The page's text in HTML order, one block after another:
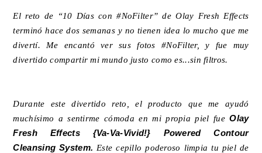
El reto de “10 Días con #NoFilter” de Olay Fresh Effects
terminó hace dos semanas y no tienen idea lo mucho que me
divertí. Me encantó ver sus fotos #NoFilter, y fue muy
divertido compartir mi mundo justo como es...sin filtros.
Durante este divertido reto, el producto que me ayudó
muchísimo a sentirme cómoda en mi propia piel fueOlay
Fresh Effects {Va-Va-Vivid!} Powered Contour
Cleansing System. Este cepillo poderoso limpia tu piel de